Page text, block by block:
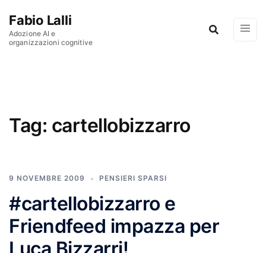
Fabio Lalli
Adozione AI e
organizzazioni cognitive
Tag: cartellobizzarro
9 NOVEMBRE 2009 PENSIERI SPARSI
#cartellobizzarro e
Friendfeed impazza per